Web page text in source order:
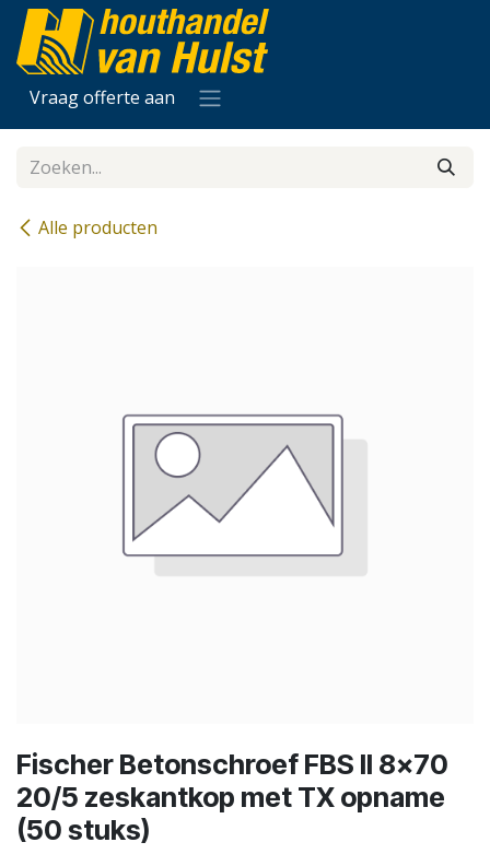
Overslaan naar inhoud
Vraag offerte aan
Alle producten
Fischer Betonschroef FBS II 8x70
20/5 zeskantkop met TX opname
(50 stuks)